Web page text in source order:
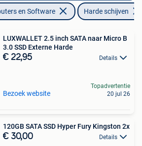
en Software Harde schijven
LUXWALLET 2.5 inch SATA naar Micro B
3.0 SSD Externe Harde
€ 22,95 Details
Bezoek website
Topadvertentie
20 jul 26
120GB SATA SSD Hyper Fury Kingston 2x
€ 30,00 Details